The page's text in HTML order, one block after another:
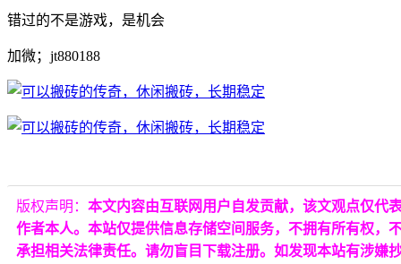
错过的不是游戏，是机会
加微；jt880188
版权声明： 本文内容由互联网用户自发贡献，该文观点仅代
作者本人。本站仅提供信息存储空间服务，不拥有所有权，
承担相关法律责任。请勿盲目下载注册。如发现本站有涉嫌